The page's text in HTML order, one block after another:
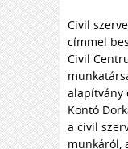
Civil
címmel
Civil
alapítvány
Kontó
a civil
munkáról,